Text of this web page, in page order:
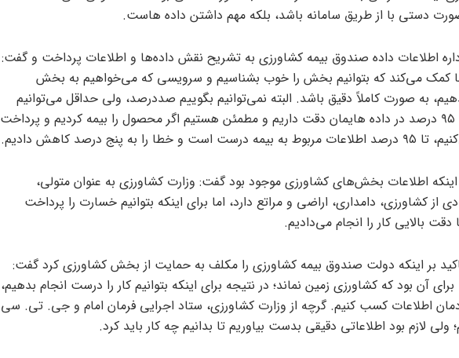
دستی با از طریق سامانه باشد، بلکه مهم داشتن داده هاست.
اطلاعات داده صندوق بیمه کشاورزی به تشریح نقش داده‌ها و اطلاعات پرداخت و گفت:
کمک می‌کند که بتوانیم بخش را خوب بشناسیم و سرویسی که می‌خواهیم به بخش
به صورت کاملاً دقیق باشد. البته نمی‌توانیم بگوییم صددرصد، ولی حداقل می‌توانیم
ادعا کنیم تا ۹۵ درصد در داده هایمان دقت داریم و مطمئن هستیم اگر محصول را بیمه کردیم و پرداخت
خطا را به پنج درصد کاهش دادیم.
اینکه اطلاعات بخش‌های کشاورزی موجود بود گفت: وزارت کشاورزی به عنوان متولی،
از کشاورزی، دامداری، اراضی و مراتع دارد، اما برای اینکه بتوانیم خسارت را پرداخت
دقت بالایی کار را انجام می‌دادیم.
بر اینکه دولت صندوق بیمه کشاورزی را مکلف به حمایت از بخش کشاورزی کرد گفت:
آن بود که کشاورزی زمین نماند؛ در نتیجه برای اینکه بتوانیم کار را درست انجام بدهیم،
اطلاعات کسب کنیم. گرچه از وزارت کشاورزی، ستاد اجرایی فرمان امام و جی. تی. سی
ولی لازم بود اطلاعاتی دقیقی بدست بیاوریم تا بدانیم چه کار باید کرد.